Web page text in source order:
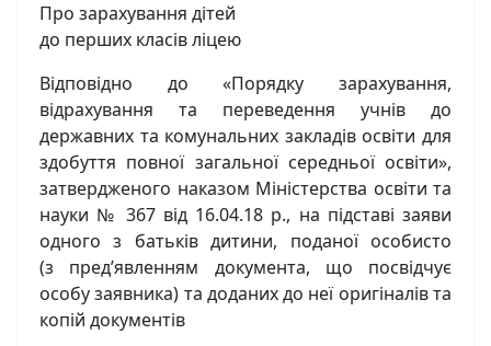
Про зарахування дітей
до перших класів ліцею
Відповідно до «Порядку зарахування,
відрахування та переведення учнів до
державних та комунальних закладів освіти для
здобуття повної загальної середньої освіти»,
затвердженого наказом Міністерства освіти та
науки № 367 від 16.04.18 р., на підставі заяви
одного з батьків дитини, поданої особисто
(з пред’явленням документа, що посвідчує
особу заявника) та доданих до неї оригіналів та
копій документів